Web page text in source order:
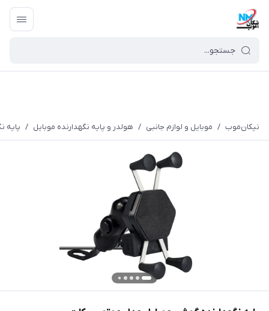
نیکان‌موب / موبایل و لوازم جانبی / هولدر و پایه نگهدارنده موبایل / پایه